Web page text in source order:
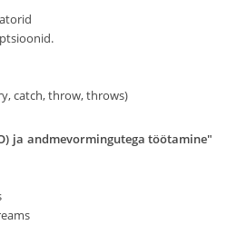
catch, throw, throws)
ja andmevormingutega töötamine"